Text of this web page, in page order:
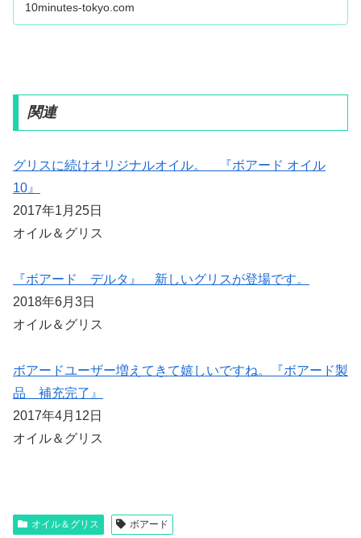
10minutes-tokyo.com
関連
グリスに続けオリジナルオイル。 『ボアード オイル
10』
2017年1月25日
オイル＆グリス
『ボアード デルタ』 新しいグリスが登場です。
2018年6月3日
オイル＆グリス
ボアードユーザー増えてきて嬉しいですね。『ボアード製
品 補充完了』
2017年4月12日
オイル＆グリス
オイル＆グリス ボアード